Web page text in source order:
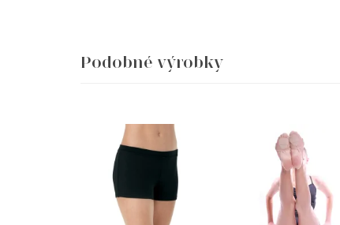
Podobné výrobky